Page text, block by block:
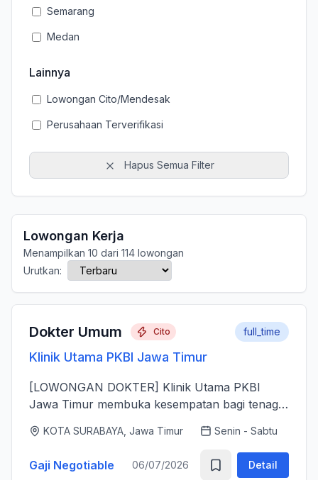
Semarang
Medan
Lainnya
Lowongan Cito/Mendesak
Perusahaan Terverifikasi
Hapus Semua Filter
Lowongan Kerja
Menampilkan 10 dari 114 lowongan
Urutkan:
Dokter Umum Cito
Klinik Utama PKBI Jawa Timur
full_time
[LOWONGAN DOKTER] Klinik Utama PKBI
Jawa Timur membuka kesempatan bagi tenaga
memberikan layanan kesehatan bagi
masyarakat. Kami mencari dokter yang memiliki
k...
KOTA SURABAYA, Jawa Timur Senin - Sabtu
Gaji Negotiable 06/07/2026 Detail